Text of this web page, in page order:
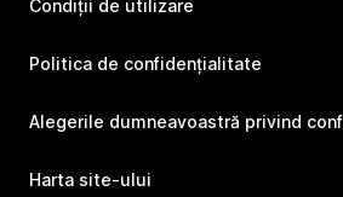
Condiții de utilizare
Politica de confidențialitate
Alegerile dumneavoastră privind
Harta site-ului